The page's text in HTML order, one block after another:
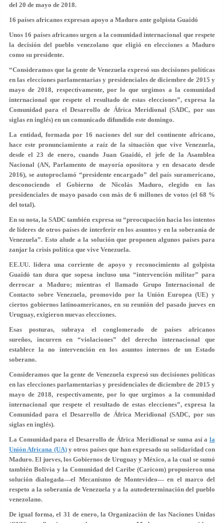
del 20 de mayo de 2018.
16 países africanos expresan apoyo a Maduro ante golpista Guaidó
Unos 16 países africanos urgen a la comunidad internacional que respete
la decisión del pueblo venezolano que eligió en elecciones a Maduro
como su presidente.
“Consideramos que la gente de Venezuela expresó sus decisiones políticas
en las elecciones parlamentarias y presidenciales de diciembre de 2015 y
mayo de 2018, respectivamente, por lo que urgimos a la comunidad
internacional que respete el resultado de estas elecciones”, expresa la
Comunidad para el Desarrollo de África Meridional (SADC, por sus
siglas en inglés) en un comunicado difundido este domingo.
La entidad, formada por 16 naciones del sur del continente africano,
hace este pronunciamiento a raíz de la situación que vive Venezuela,
desde el 23 de enero, cuando Juan Guaidó, el jefe de la Asamblea
Nacional (AN, Parlamento de mayoría opositora y en desacato desde
2016), se autoproclamó “presidente encargado” del país suramericano,
desconociendo el Gobierno de Nicolás Maduro, elegido en las
presidenciales de mayo pasado con más de 6 millones de votos (el 68 %
del total).
En su nota, la SADC también expresa su “preocupación hacia los intentos
de líderes de otros países de interferir en los asuntos y en la soberanía de
Venezuela”. Esto alude a la solución que proponen algunos países para
zanjar la crisis política que vive Venezuela.
EE.UU. lidera una corriente de apoyo y reconocimiento al golpista
Guaidó tan dura que sopesa incluso una “intervención militar” para
derrocar a Maduro; mientras el llamado Grupo Internacional de
Contacto sobre Venezuela, promovido por la Unión Europea (UE) y
ciertos gobiernos latinoamericanos, en su reunión del pasado jueves en
Uruguay, exigieron nuevas elecciones.
Esas posturas, subraya el conglomerado de países africanos
sureños, incurren en “violaciones” del derecho internacional que
establece la no intervención en los asuntos internos de un Estado
soberano.
Consideramos que la gente de Venezuela expresó sus decisiones políticas
en las elecciones parlamentarias y presidenciales de diciembre de 2015 y
mayo de 2018, respectivamente, por lo que urgimos a la comunidad
internacional que respete el resultado de estas elecciones”, expresa la
Comunidad para el Desarrollo de África Meridional (SADC, por sus
siglas en inglés).
La Comunidad para el Desarrollo de África Meridional se suma así a la
Unión Africana (UA)y otros países que han expresado su solidaridad con
Maduro. El jueves, los Gobiernos de Uruguay y México, a la cual se sumó
también Bolivia y la Comunidad del Caribe (Caricom) propusieron una
solución dialogada—el Mecanismo de Montevideo— en el marco del
respeto a la soberanía de Venezuela y a la autodeterminación del pueblo
venezolano.
De igual forma, el 31 de enero, la Organización de las Naciones Unidas